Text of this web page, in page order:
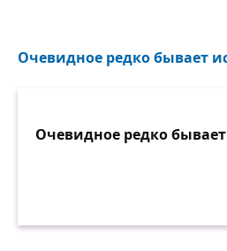
Очевидное редко бывает
Очевидное редко